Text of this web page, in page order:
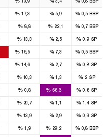
%17,3 %5,9 %0,5BBP
% 8,8 % 22,1 %0,7BBP
%13,3 %2,5 % 0,9 SP
%15,5 %7,3 %0,5BBP
%14,6 %2,7 % 0,8 SP
%10,3 %1,3 %2 SP
% 0,8 % 66,8 % 0,6 SP
%20,7 %1,1 % 1,4 SP
%13,9 %2,9 % 0,9 SP
% 1,9 % 29,2 %0,8BBP